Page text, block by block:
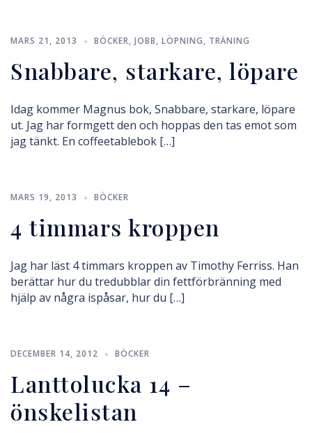
MARS 21, 2013 BÖCKER, JOBB, LÖPNING, TRÄNING
Snabbare, starkare, löpare
Idag kommer Magnus bok, Snabbare, starkare, löpare
ut. Jag har formgett den och hoppas den tas emot som
jag tänkt. En coffeetablebok […]
MARS 19, 2013 BÖCKER
4 timmars kroppen
Jag har läst 4 timmars kroppen av Timothy Ferriss. Han
berättar hur du tredubblar din fettförbränning med
hjälp av några ispåsar, hur du […]
DECEMBER 14, 2012 BÖCKER
Lanttolucka 14 –
önskelistan